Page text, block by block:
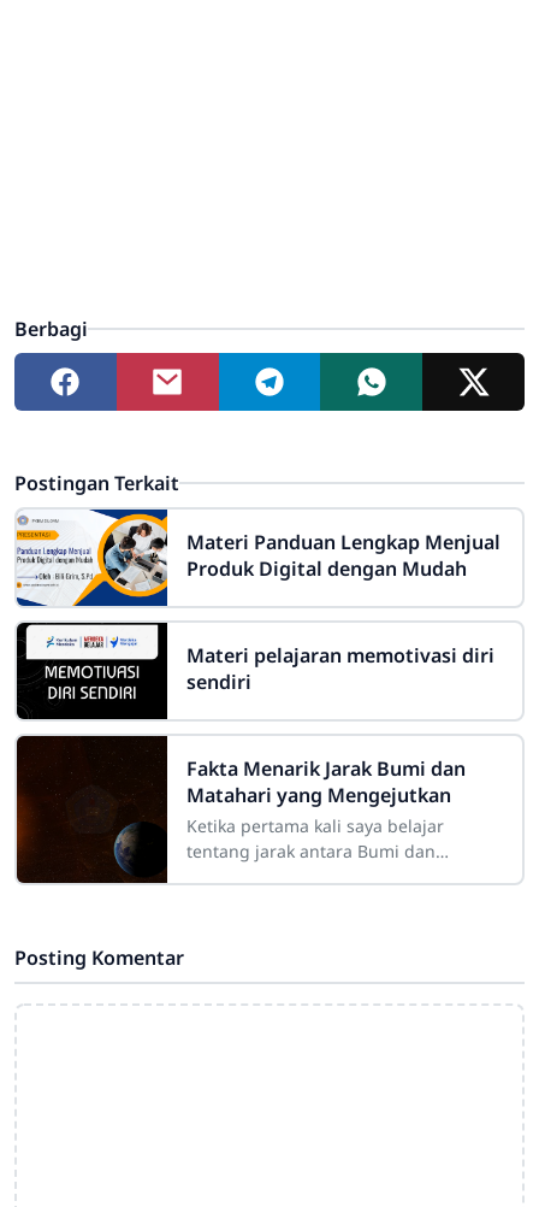
Berbagi
Postingan Terkait
Materi Panduan Lengkap Menjual
Produk Digital dengan Mudah
Materi pelajaran memotivasi diri
sendiri
Fakta Menarik Jarak Bumi dan
Matahari yang Mengejutkan
Ketika pertama kali saya belajar
tentang jarak antara Bumi dan
Posting Komentar